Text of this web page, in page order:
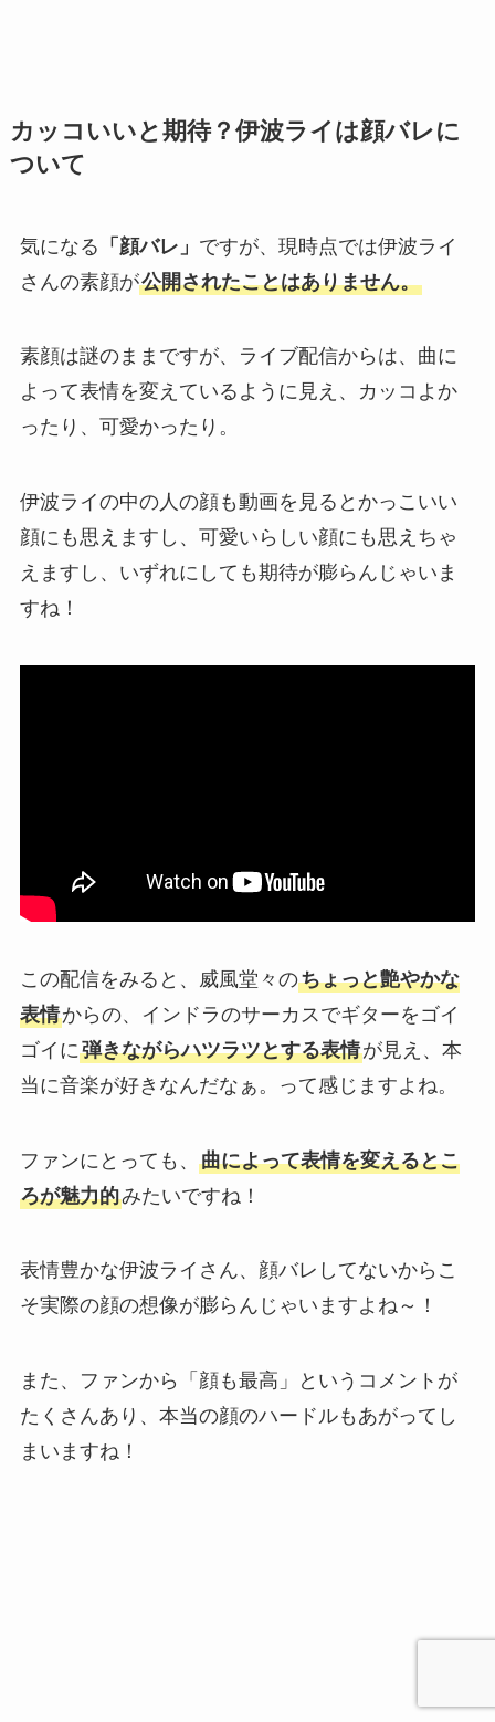
カッコいいと期待？伊波ライは顔バレに
ついて
気になる 「顔バレ」 ですが、現時点では伊波ライ
さんの素顔が公開されたことはありません。
素顔は謎のままですが、ライブ配信からは、曲に
よって表情を変えているように見え、カッコよか
ったり、可愛かったり。
伊波ライの中の人の顔も動画を見るとかっこいい
顔にも思えますし、可愛いらしい顔にも思えちゃ
えますし、いずれにしても期待が膨らんじゃいま
すね！
この配信をみると、威風堂々のちょっと艶やかな
表情からの、インドラのサーカスでギターをゴイ
ゴイに弾きながらハツラツとする表情が見え、本
当に音楽が好きなんだなぁ。って感じますよね。
ファンにとっても、 曲によって表情を変えるとこ
ろが魅力的みたいですね！
表情豊かな伊波ライさん、顔バレしてないからこ
そ実際の顔の想像が膨らんじゃいますよね～！
また、ファンから「顔も最高」というコメントが
たくさんあり、本当の顔のハードルもあがってし
まいますね！